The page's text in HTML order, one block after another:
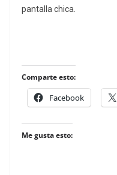
pantalla chica.
Comparte esto:
Facebook
Me gusta esto: